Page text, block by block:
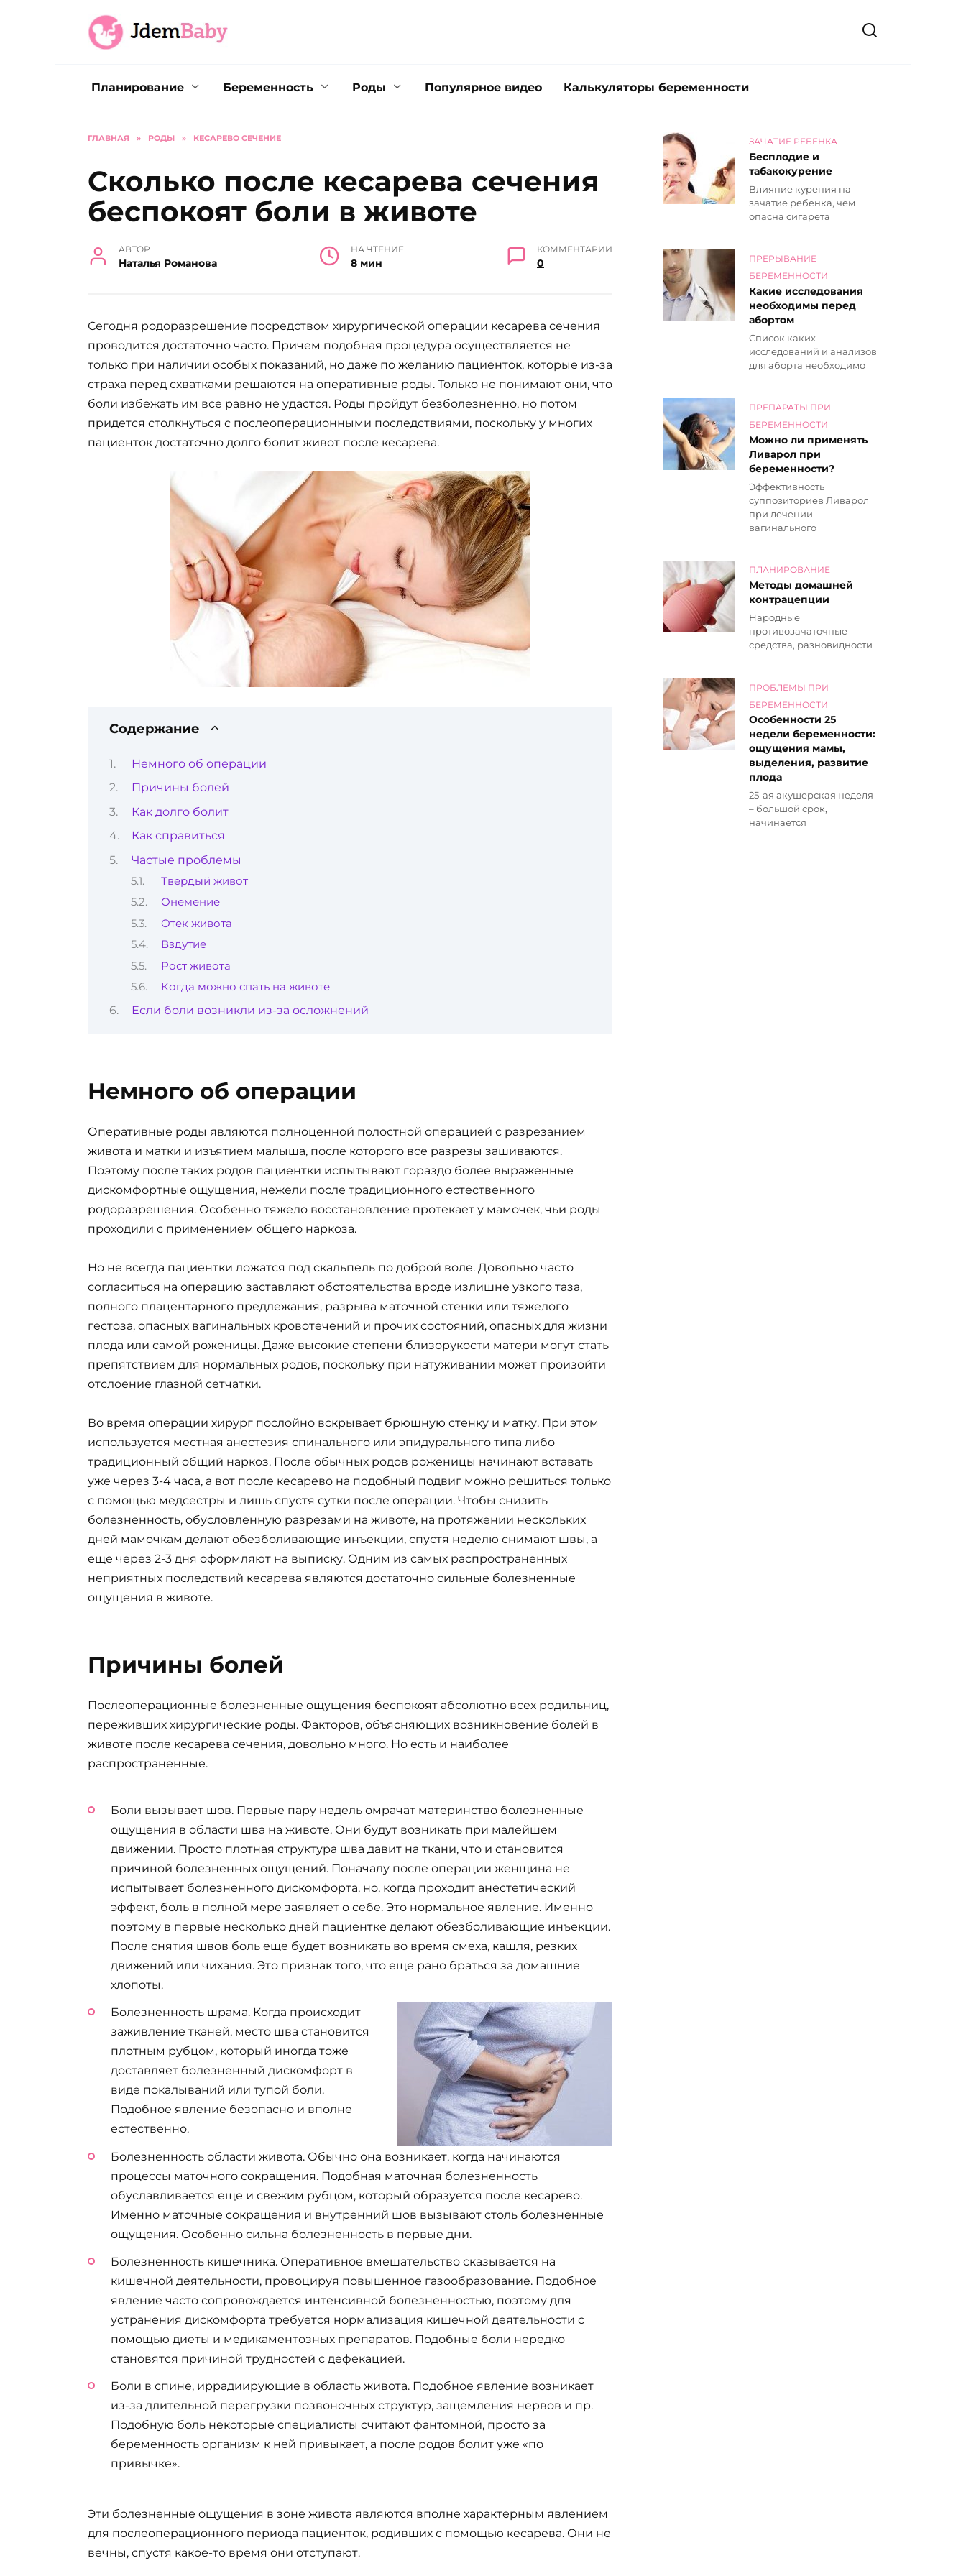
Планирование Беременность Роды Популярное видео Калькуляторы беременности
ГЛАВНАЯ » РОДЫ » КЕСАРЕВО СЕЧЕНИЕ
Сколько после кесарева сечения
беспокоят боли в животе
АВТОР
Наталья Романова
НА ЧТЕНИЕ
8 мин
КОММЕНТАРИИ
0
Сегодня родоразрешение посредством хирургической операции кесарева сечения
проводится достаточно часто. Причем подобная процедура осуществляется не
только при наличии особых показаний, но даже по желанию пациенток, которые из-за
страха перед схватками решаются на оперативные роды. Только не понимают они, что
боли избежать им все равно не удастся. Роды пройдут безболезненно, но потом
придется столкнуться с послеоперационными последствиями, поскольку у многих
пациенток достаточно долго болит живот после кесарева.
Содержание
Немного об операции
Причины болей
Как долго болит
Как справиться
Частые проблемы
Твердый живот
Онемение
Отек живота
Вздутие
Рост живота
Когда можно спать на животе
Если боли возникли из-за осложнений
Немного об операции
Оперативные роды являются полноценной полостной операцией с разрезанием
живота и матки и изъятием малыша, после которого все разрезы зашиваются.
Поэтому после таких родов пациентки испытывают гораздо более выраженные
дискомфортные ощущения, нежели после традиционного естественного
родоразрешения. Особенно тяжело восстановление протекает у мамочек, чьи роды
проходили с применением общего наркоза.
Но не всегда пациентки ложатся под скальпель по доброй воле. Довольно часто
согласиться на операцию заставляют обстоятельства вроде излишне узкого таза,
полного плацентарного предлежания, разрыва маточной стенки или тяжелого
гестоза, опасных вагинальных кровотечений и прочих состояний, опасных для жизни
плода или самой роженицы. Даже высокие степени близорукости матери могут стать
препятствием для нормальных родов, поскольку при натуживании может произойти
отслоение глазной сетчатки.
Во время операции хирург послойно вскрывает брюшную стенку и матку. При этом
используется местная анестезия спинального или эпидурального типа либо
традиционный общий наркоз. После обычных родов роженицы начинают вставать
уже через 3-4 часа, а вот после кесарево на подобный подвиг можно решиться только
с помощью медсестры и лишь спустя сутки после операции. Чтобы снизить
болезненность, обусловленную разрезами на животе, на протяжении нескольких
дней мамочкам делают обезболивающие инъекции, спустя неделю снимают швы, а
еще через 2-3 дня оформляют на выписку. Одним из самых распространенных
неприятных последствий кесарева являются достаточно сильные болезненные
ощущения в животе.
Причины болей
Послеоперационные болезненные ощущения беспокоят абсолютно всех родильниц,
переживших хирургические роды. Факторов, объясняющих возникновение болей в
животе после кесарева сечения, довольно много. Но есть и наиболее
распространенные.
Боли вызывает шов. Первые пару недель омрачат материнство болезненные
ощущения в области шва на животе. Они будут возникать при малейшем
движении. Просто плотная структура шва давит на ткани, что и становится
причиной болезненных ощущений. Поначалу после операции женщина не
испытывает болезненного дискомфорта, но, когда проходит анестетический
эффект, боль в полной мере заявляет о себе. Это нормальное явление. Именно
поэтому в первые несколько дней пациентке делают обезболивающие инъекции.
После снятия швов боль еще будет возникать во время смеха, кашля, резких
движений или чихания. Это признак того, что еще рано браться за домашние
хлопоты.
Болезненность шрама. Когда происходит
заживление тканей, место шва становится
плотным рубцом, который иногда тоже
доставляет болезненный дискомфорт в
виде покалываний или тупой боли.
Подобное явление безопасно и вполне
естественно.
Болезненность области живота. Обычно она возникает, когда начинаются
процессы маточного сокращения. Подобная маточная болезненность
обуславливается еще и свежим рубцом, который образуется после кесарево.
Именно маточные сокращения и внутренний шов вызывают столь болезненные
ощущения. Особенно сильна болезненность в первые дни.
Болезненность кишечника. Оперативное вмешательство сказывается на
кишечной деятельности, провоцируя повышенное газообразование. Подобное
явление часто сопровождается интенсивной болезненностью, поэтому для
устранения дискомфорта требуется нормализация кишечной деятельности с
помощью диеты и медикаментозных препаратов. Подобные боли нередко
становятся причиной трудностей с дефекацией.
Боли в спине, иррадиирующие в область живота. Подобное явление возникает
из-за длительной перегрузки позвоночных структур, защемления нервов и пр.
Подобную боль некоторые специалисты считают фантомной, просто за
беременность организм к ней привыкает, а после родов болит уже «по
привычке».
Эти болезненные ощущения в зоне живота являются вполне характерным явлением
для послеоперационного периода пациенток, родивших с помощью кесарева. Они не
вечны, спустя какое-то время они отступают.
ЗАЧАТИЕ РЕБЕНКА
Бесплодие и
табакокурение
Влияние курения на
зачатие ребенка, чем
опасна сигарета
ПРЕРЫВАНИЕ
БЕРЕМЕННОСТИ
Какие исследования
необходимы перед
абортом
Список каких
исследований и анализов
для аборта необходимо
ПРЕПАРАТЫ ПРИ
БЕРЕМЕННОСТИ
Можно ли применять
Ливарол при
беременности?
Эффективность
суппозиториев Ливарол
при лечении
вагинального
ПЛАНИРОВАНИЕ
Методы домашней
контрацепции
Народные
противозачаточные
средства, разновидности
ПРОБЛЕМЫ ПРИ
БЕРЕМЕННОСТИ
Особенности 25
недели беременности:
ощущения мамы,
выделения, развитие
плода
25-ая акушерская неделя
– большой срок,
начинается